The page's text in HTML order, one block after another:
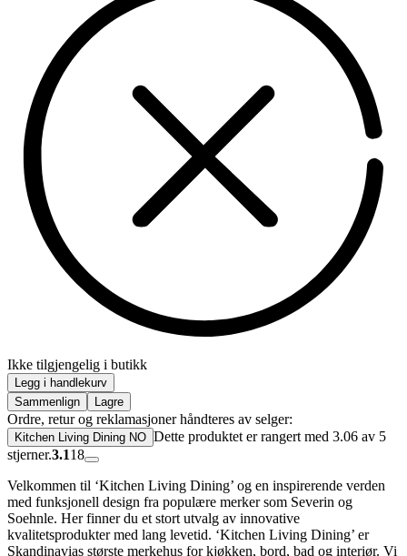
Ikke tilgjengelig i butikk
Legg i handlekurv
Sammenlign
Lagre
Ordre, retur og reklamasjoner håndteres av selger:
Kitchen Living Dining NO Dette produktet er rangert med 3.06 av 5
stjerner.3.118
Velkommen til ‘Kitchen Living Dining’ og en inspirerende verden
med funksjonell design fra populære merker som Severin og
Soehnle. Her finner du et stort utvalg av innovative
kvalitetsprodukter med lang levetid. ‘Kitchen Living Dining’ er
Skandinavias største merkehus for kjøkken, bord, bad og interiør. Vi